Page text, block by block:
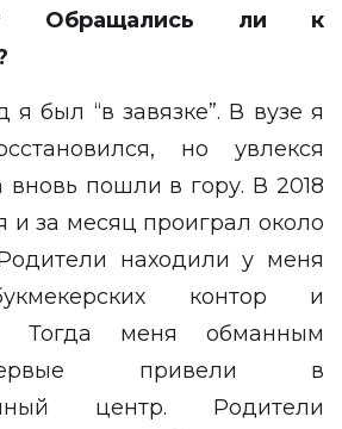
Обращались ли к
был “в завязке”. В вузе я
но увлекся
вновь пошли в гору. В 2018
и за месяц проиграл около
находили у меня
контор и
Тогда меня обманным
привели в
центр. Родители